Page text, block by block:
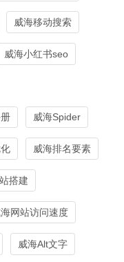
威海移动搜索
威海小红书seo
威海Spider
威海排名要素
搭建
网站访问速度
威海Alt文字